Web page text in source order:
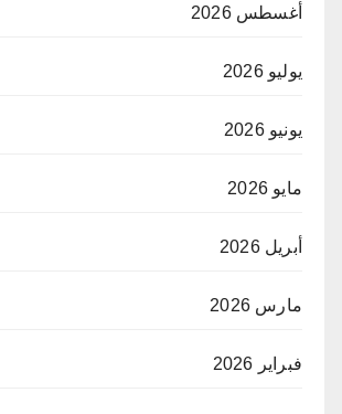
أغسطس 2026
يوليو 2026
يونيو 2026
مايو 2026
أبريل 2026
مارس 2026
فبراير 2026